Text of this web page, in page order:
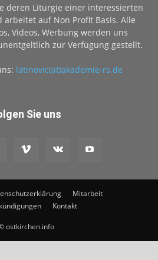
deren Liturgie einer interessierten
auf Non Profit Basis. Alle
Videos, Werbung werden uns
zur Verfügung gestellt.
latinovic(at)akademie-rs.de
Sie uns
Mitarbeit
Kontakt
ostkirchen.info